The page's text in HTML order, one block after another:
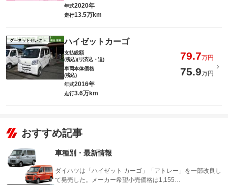
年式2020年
走行13.5万km
グーネットセレクト ハイゼットカーゴ
支払総額
(税込)(リ済込・追)
79.7万円
車両本体価格
(税込)
75.9万円
年式2016年
走行3.6万km
おすすめ記事
車種別・最新情報
ダイハツは「ハイゼット カーゴ」「アトレー」を一部改良し
て発売した。メーカー希望小売価格は1,155…